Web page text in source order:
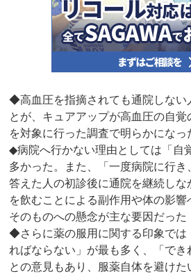
◆高血圧を指摘されても通院しない
とが、キュアアップが高血圧の自
を対象に行った調査で明らかになっ
◆病院へ行かない理由としては「自
多かった。また、「一度病院に行き
答えた人の初診後に通院を継続し
を飲むことによる副作用や体の影
そのものへの懸念が主な要因だった
◆さらに薬の服用に関する印象では
ればならない」が最も多く、「でき
との意見もあり、服薬自体を避け